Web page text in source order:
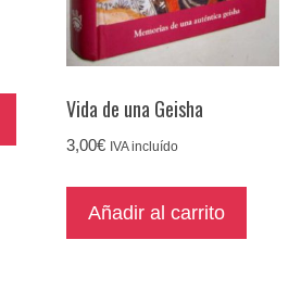
Vida de una Geisha
3,00€ IVA incluído
Añadir al carrito